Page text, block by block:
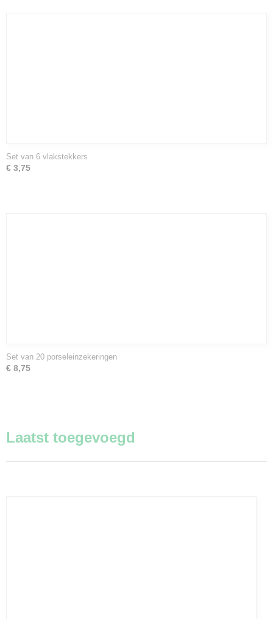
Set van 6 vlakstekkers
€ 3,75
Set van 20 porseleinzekeringen
€ 8,75
Laatst toegevoegd